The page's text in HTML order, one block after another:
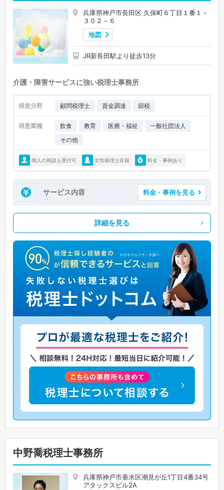
兵庫県神戸市長田区 久保町６丁目１番１－
３０２－６
地図
JR新長田駅より徒歩13分
介護・障害サービスに強い税理士事務所
得意分野 顧問税理士 資金調達 節税
得意業種 飲食 教育 医療・福祉
一般社団法人
その他
個人の相談も受付可 女性税理士在籍 料金・事例あり
サービス内容 料金・事例を見る
詳細を見る
中野喬税理士事務所
兵庫県神戸市垂水区潮見が丘1丁目4番34号
アタックスビル2A